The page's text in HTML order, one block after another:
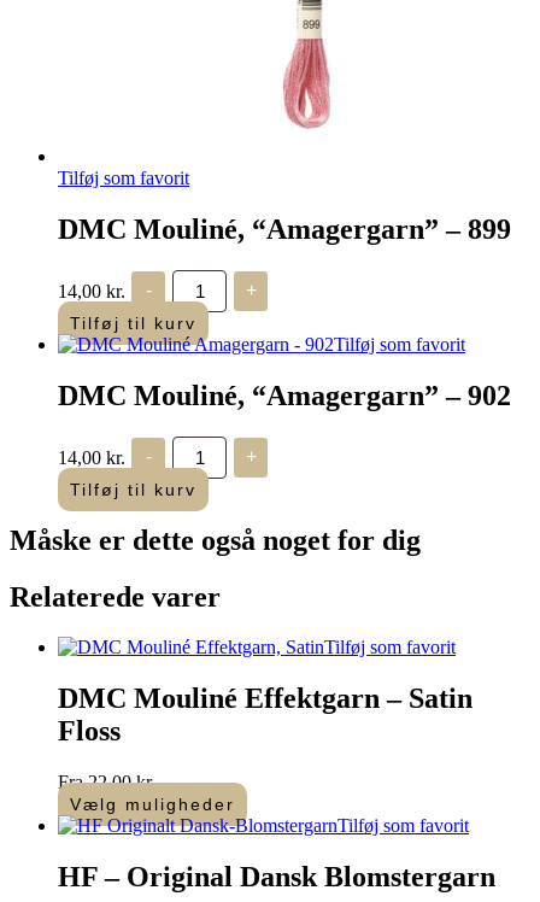
Tilføj som favorit
DMC Mouliné, “Amagergarn” – 899
14,00 kr. -
DMC
Mouliné,
“Amagergarn”
-
899
+
Tilføj til kurv
Tilføj som favorit
DMC Mouliné, “Amagergarn” – 902
14,00 kr. -
DMC
Mouliné,
“Amagergarn”
–
antal
+
Tilføj til kurv
Måske er dette også noget for dig
Relaterede varer
Tilføj som favorit
DMC Mouliné Effektgarn – Satin
Floss
Fra22,00kr.
Vælg muligheder
Dette
har
flere
Tilføj som favorit
HF – Original Dansk Blomstergarn